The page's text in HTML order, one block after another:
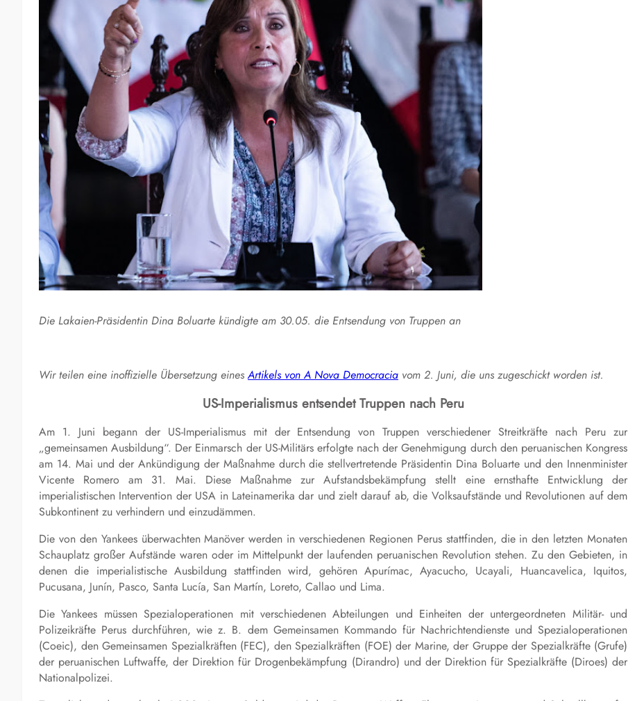
Die Lakaien-Präsidentin Dina Boluarte kündigte am 30.05. die Entsendung von Truppen an
Wir teilen eine inoffizielle Übersetzung einesArtikels von A Nova Democracia vom 2. Juni, die uns zugeschickt worden ist.
US-Imperialismus entsendet Truppen nach Peru
Am 1. Juni begann der US-Imperialismus mit der Entsendung von Truppen verschiedener Streitkräfte nach Peru zur
„gemeinsamen Ausbildung“. Der Einmarsch der US-Militärs erfolgte nach der Genehmigung durch den peruanischen Kongress
am 14. Mai und der Ankündigung der Maßnahme durch die stellvertretende Präsidentin Dina Boluarte und den Innenminister
Vicente Romero am 31. Mai. Diese Maßnahme zur Aufstandsbekämpfung stellt eine ernsthafte Entwicklung der
imperialistischen Intervention der USA in Lateinamerika dar und zielt darauf ab, die Volksaufstände und Revolutionen auf dem
Subkontinent zu verhindern und einzudämmen.
Die von den Yankees überwachten Manöver werden in verschiedenen Regionen Perus stattfinden, die in den letzten Monaten
Schauplatz großer Aufstände waren oder im Mittelpunkt der laufenden peruanischen Revolution stehen. Zu den Gebieten, in
denen die imperialistische Ausbildung stattfinden wird, gehören Apurímac, Ayacucho, Ucayali, Huancavelica, Iquitos,
Pucusana, Junín, Pasco, Santa Lucía, San Martín, Loreto, Callao und Lima.
Die Yankees müssen Spezialoperationen mit verschiedenen Abteilungen und Einheiten der untergeordneten Militär- und
Polizeikräfte Perus durchführen, wie z. B. dem Gemeinsamen Kommando für Nachrichtendienste und Spezialoperationen
(Coeic), den Gemeinsamen Spezialkräften (FEC), den Spezialkräften (FOE) der Marine, der Gruppe der Spezialkräfte (Grufe)
der peruanischen Luftwaffe, der Direktion für Drogenbekämpfung (Dirandro) und der Direktion für Spezialkräfte (Diroes) der
Nationalpolizei.